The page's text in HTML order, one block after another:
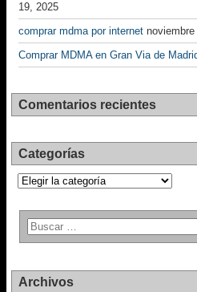
19, 2025
comprar mdma por internet
Comprar MDMA en Gran Via de
Comentarios recientes
Categorías
Categorías
Archivos